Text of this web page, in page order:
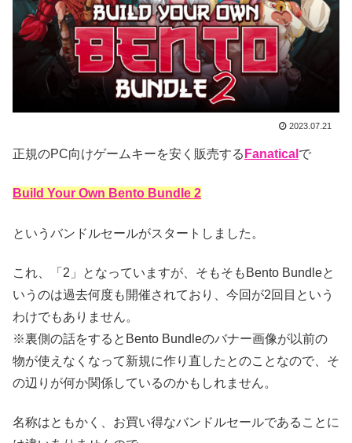
2023.07.21
正規のPC向けゲームキーを安く販売する Fanatical で
Build Your Own Bento Bundle 2
というバンドルセールがスタートしました。
これ、「2」となっていますが、そもそもBento Bundleと
いうのは過去何度も開催されており、今回が2回目という
わけでもありません。
※裏側の話をするとBento Bundleのバナー画像が以前の
物が使えなくなって新規に作り直したとのことなので、そ
の辺りが何か関係しているのかもしれません。
名称はともかく、お買い得なバンドルセールであることに